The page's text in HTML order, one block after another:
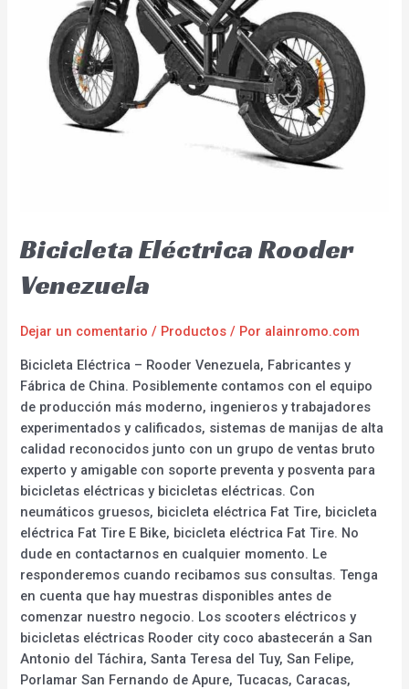
Bicicleta Eléctrica Rooder
Venezuela
Dejar un comentario / Productos / Por alainromo.com
Bicicleta Eléctrica – Rooder Venezuela, Fabricantes y
Fábrica de China. Posiblemente contamos con el equipo
de producción más moderno, ingenieros y trabajadores
experimentados y calificados, sistemas de manijas de alta
calidad reconocidos junto con un grupo de ventas bruto
experto y amigable con soporte preventa y posventa para
bicicletas eléctricas y bicicletas eléctricas. Con
neumáticos gruesos, bicicleta eléctrica Fat Tire, bicicleta
eléctrica Fat Tire E Bike, bicicleta eléctrica Fat Tire. No
dude en contactarnos en cualquier momento. Le
responderemos cuando recibamos sus consultas. Tenga
en cuenta que hay muestras disponibles antes de
comenzar nuestro negocio. Los scooters eléctricos y
bicicletas eléctricas Rooder city coco abastecerán a San
Antonio del Táchira, Santa Teresa del Tuy, San Felipe,
Porlamar San Fernando de Apure, Tucacas, Caracas,